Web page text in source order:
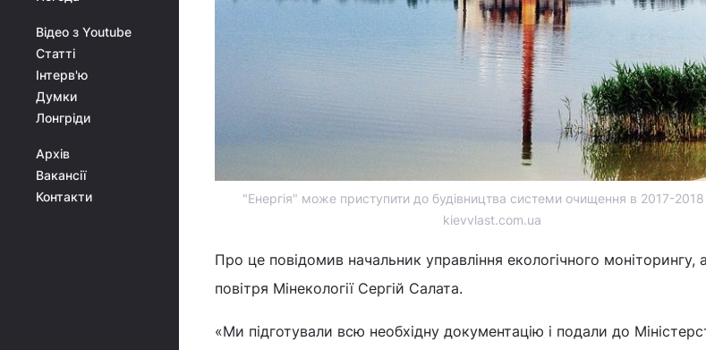
Відео з Youtube
Статті
Інтерв'ю
Думки
Лонгріди
Архів
Вакансії
Контакти
"Енергія" може приступити до будівництва системи очищення в 2017-2018
kievvlast.com.ua
Про це повідомив начальник управління екологічного моніторингу,
повітря Мінекології Сергій Салата.
«Ми підготували всю необхідну документацію і подали до